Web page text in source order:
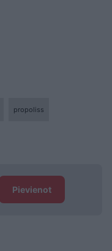
propoliss
Pievienot